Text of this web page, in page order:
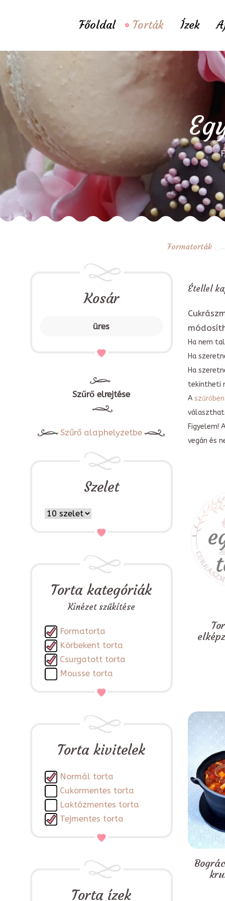
Főoldal Torták Ízek
Formatorták
Kosár
üres
Szűrő elrejtése
Szűrő alaphelyzetbe
Szelet
Torta kategóriák
Kinézet szűkítése
Formatorta
Körbekent torta
Csurgatott torta
Mousse torta
Torta kivitelek
Normál torta
Cukormentes torta
Laktózmentes torta
Tejmentes torta
Torta ízek
Étellel
Ha nem
Ha
Ha
tekintheti
A szűrőben
Figyelem!
vegán és